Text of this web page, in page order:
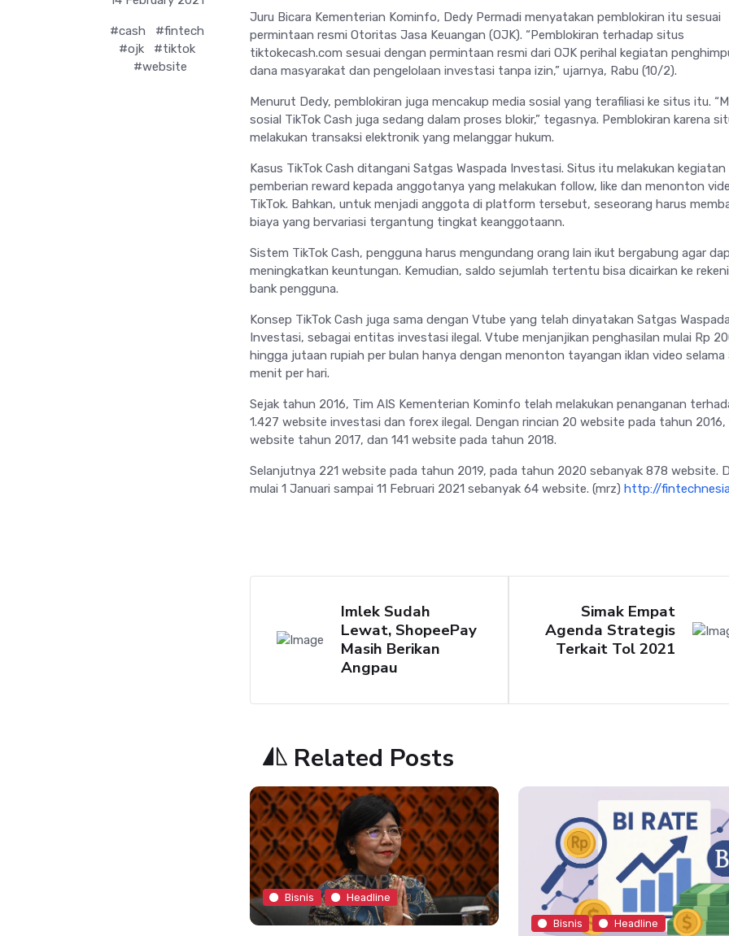
#cash
#fintech
#ojk
#tiktok
#website
Juru Bicara Kementerian Kominfo, Dedy Permadi menyatakan pemblokiran itu sesuai
permintaan resmi Otoritas Jasa Keuangan (OJK). “Pemblokiran terhadap situs
tiktokecash.com sesuai dengan permintaan resmi dari OJK perihal kegiatan
dana masyarakat dan pengelolaan investasi tanpa izin,” ujarnya, Rabu (10/2).
Menurut Dedy, pemblokiran juga mencakup media sosial yang terafiliasi ke situs itu.
sosial TikTok Cash juga sedang dalam proses blokir,” tegasnya. Pemblokiran karena
melakukan transaksi elektronik yang melanggar hukum.
Kasus TikTok Cash ditangani Satgas Waspada Investasi. Situs itu melakukan kegiatan
pemberian reward kepada anggotanya yang melakukan follow, like dan menonton
TikTok. Bahkan, untuk menjadi anggota di platform tersebut, seseorang harus
biaya yang bervariasi tergantung tingkat keanggotaann.
Sistem TikTok Cash, pengguna harus mengundang orang lain ikut bergabung agar
meningkatkan keuntungan. Kemudian, saldo sejumlah tertentu bisa dicairkan ke
bank pengguna.
Konsep TikTok Cash juga sama dengan Vtube yang telah dinyatakan Satgas Waspada
Investasi, sebagai entitas investasi ilegal. Vtube menjanjikan penghasilan mulai Rp
hingga jutaan rupiah per bulan hanya dengan menonton tayangan iklan video selama
menit per hari.
Sejak tahun 2016, Tim AIS Kementerian Kominfo telah melakukan penanganan
1.427 website investasi dan forex ilegal. Dengan rincian 20 website pada tahun 2016,
website tahun 2017, dan 141 website pada tahun 2018.
Selanjutnya 221 website pada tahun 2019, pada tahun 2020 sebanyak 878 website.
mulai 1 Januari sampai 11 Februari 2021 sebanyak 64 website. (mrz) http://
Imlek Sudah
Lewat, ShopeePay
Masih Berikan
Angpau
Simak Empat
Agenda Strategis
Terkait Tol 2021
Related Posts
Bisnis Headline
Bisnis Headline